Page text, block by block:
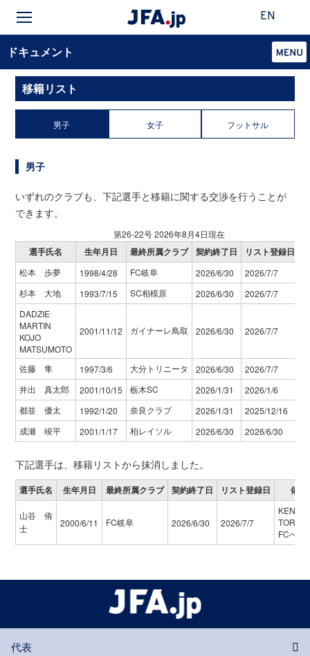
EN
ドキュメント
移籍リスト
男子 女子 フットサル
男子
いずれのクラブも、下記選手と移籍に関する交渉を行うことが
できます。
第26-22号 2026年8月4日現在
選手氏名 生年月日 最終所属クラブ 契約終了日 リスト登録日
松本 歩夢 1998/4/28 FC岐阜 2026/6/30
2026/7/7
杉本 大地
1993/7/15 SC相模原 2026/6/30
2026/7/7
DADZIE
MARTIN
KOJO
MATSUMOTO
2001/11/12 ガイナーレ鳥取 2026/6/30 2026/7/7
佐藤 隼 1997/3/6 大分トリニータ 2026/6/30
2026/7/7
井出 真太郎
2001/10/15 栃木SC 2026/1/31
2026/1/6
都並 優太
1992/1/20 奈良クラブ 2026/1/31
2025/12/16
成瀬 竣平
2001/1/17 柏レイソル 2026/6/30 2026/6/30
下記選手は、移籍リストから抹消しました。
選手氏名 生年月日 最終所属クラブ 契約終了日 リスト登録日 備考
山谷 侑
士
2000/6/11 FC岐阜 2026/6/30 2026/7/7
FCへ移
代表